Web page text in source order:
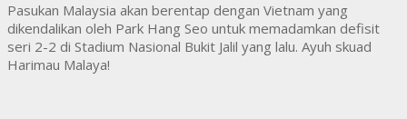
Pasukan Malaysia akan berentap dengan Vietnam yang
dikendalikan oleh Park Hang Seo untuk memadamkan defisit
seri 2-2 di Stadium Nasional Bukit Jalil yang lalu. Ayuh skuad
Harimau Malaya!